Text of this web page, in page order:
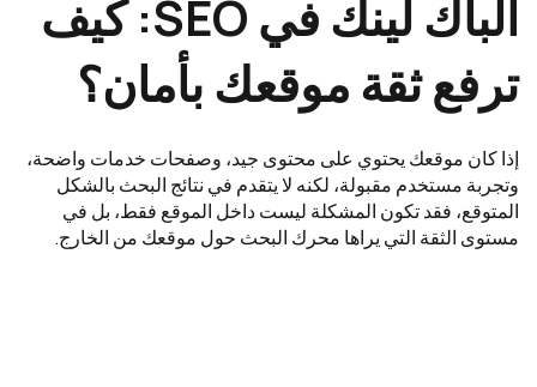
الباك لينك في SEO: كيف
ترفع ثقة موقعك بأمان؟
إذا كان موقعك يحتوي على محتوى جيد، وصفحات خدمات واضحة،
وتجربة مستخدم مقبولة، لكنه لا يتقدم في نتائج البحث بالشكل
المتوقع، فقد تكون المشكلة ليست داخل الموقع فقط، بل في
مستوى الثقة التي يراها محرك البحث حول موقعك من الخارج.